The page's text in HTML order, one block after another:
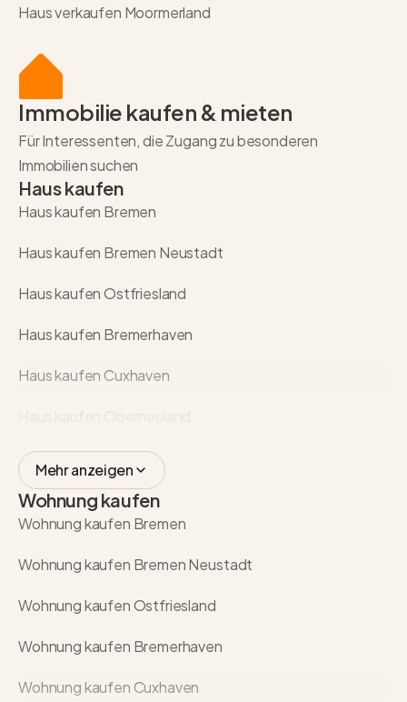
Haus verkaufen Moormerland
Immobilie kaufen & mieten
Für Interessenten, die Zugang zu besonderen
Immobilien suchen
Haus kaufen
Haus kaufen Bremen
Haus kaufen Bremen Neustadt
Haus kaufen Ostfriesland
Haus kaufen Bremerhaven
Haus kaufen Cuxhaven
Mehr anzeigen
Wohnung kaufen
Wohnung kaufen Bremen
Wohnung kaufen Bremen Neustadt
Wohnung kaufen Ostfriesland
Wohnung kaufen Bremerhaven
Wohnung kaufen Cuxhaven